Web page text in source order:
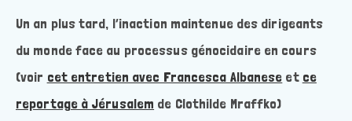
Un an plus tard, l’inaction maintenue des dirigeants
du monde face au processus génocidaire en cours
(voir cet entretien avec Francesca Albanese et ce
reportage à Jérusalem de Clothilde Mraffko)